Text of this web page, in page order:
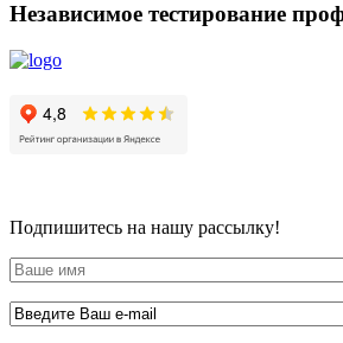
Независимое тестирование
Подпишитесь на нашу рассылку!